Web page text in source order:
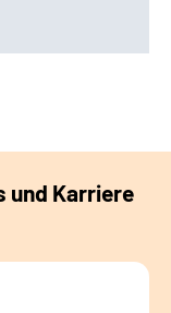
und Karriere